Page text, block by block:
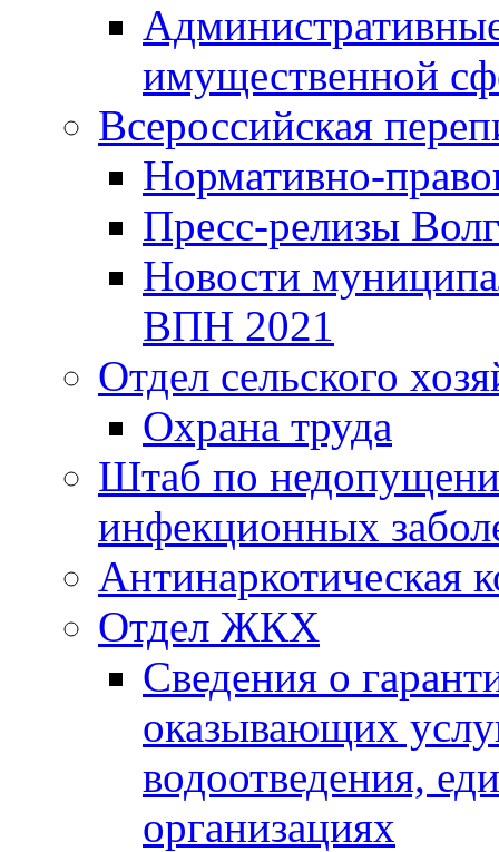
имущественной
Всероссийская
Нормативно-
Пресс-релизы
Новости
ВПН 2021
Отдел сельского
Охрана труда
Штаб по
инфекционных
Антинаркотическая
Отдел ЖКХ
Сведения о
оказывающих
водоотведения,
организациях